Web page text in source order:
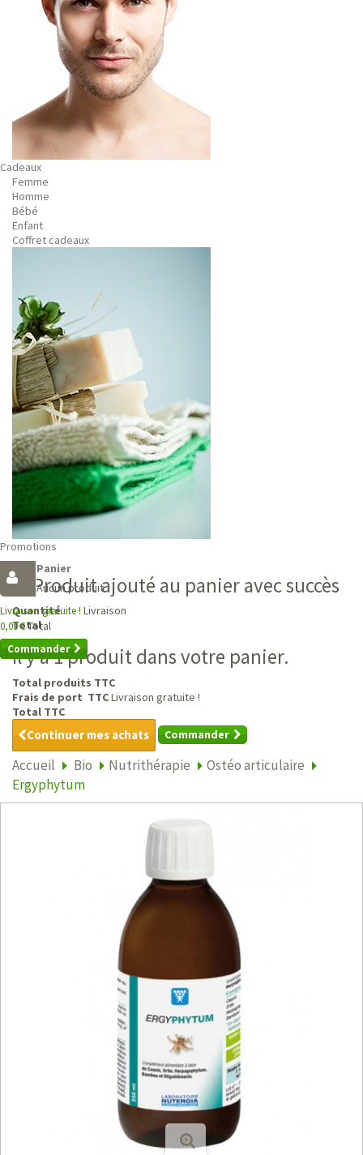
Cadeaux
Femme
Homme
Bébé
Enfant
Coffret cadeaux
Promotions
Panier
Aucun produit
Livraison gratuite ! Livraison
0,00 €Total
Commander
Produit ajouté au panier avec succès
Quantité
Total
Il y a 1 produit dans votre panier.
Total produits TTC
Frais de port TTCLivraison gratuite !
Total TTC
Continuer mes achats Commander
Accueil Bio Nutrithérapie
Ostéo articulaire
Ergyphytum